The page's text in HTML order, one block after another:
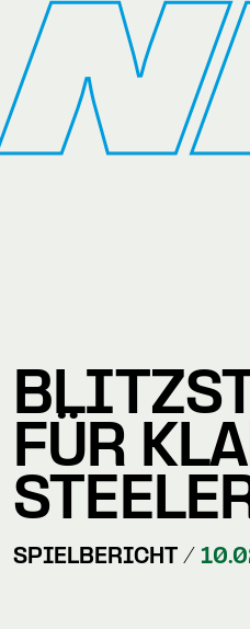
FÜR
SPIELBERICHT /